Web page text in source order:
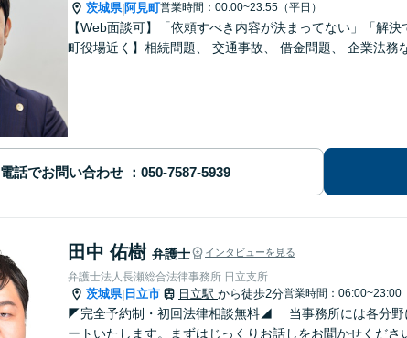
茨城県|阿見町営業時間：00:00~23:55（平日）
【Web面談可】「依頼すべき内容が決まってない」「解
町役場近く】相続問題、 交通事故、 借金問題、 企業法務
電話でお問い合わせ
田中 佑樹 弁護士 インタビューを見る
弁護士法人長瀬総合法律事務所 日立支所
茨城県| 日立市 日立駅 から徒歩2分営業時間：06:00~23:00
◤完全予約制・初回法律相談無料◢ 当事務所には各分野
ートいたします。まずはじっくりお話しをお聞かせくだ